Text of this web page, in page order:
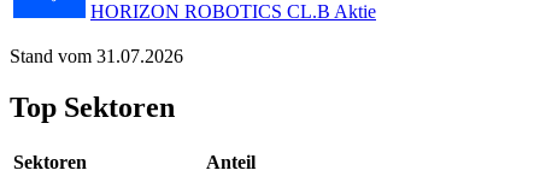
HORIZON ROBOTICS CL.B Aktie
Stand vom 31.07.2026
Top Sektoren
Sektoren Anteil